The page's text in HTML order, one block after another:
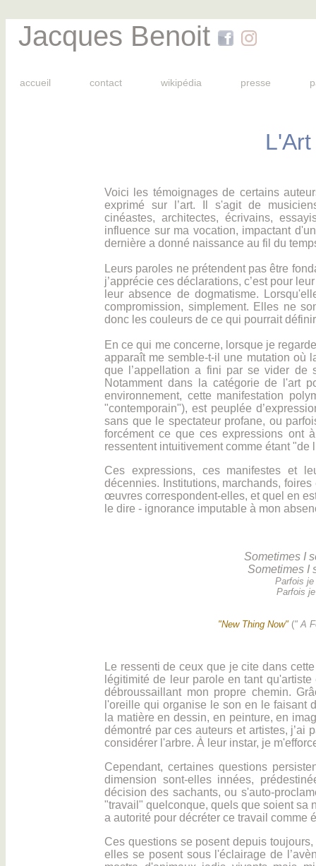
Jacques Benoit
accueil contact wikipédia presse
L'Art
Voici les témoignages de certains
exprimé sur l’art. Il s'agit de
cinéastes, architectes, écrivains,
influence sur ma vocation, impactant
dernière a donné naissance au fil du
Leurs paroles ne prétendent pas être
j’apprécie ces déclarations, c’est pour
leur absence de dogmatisme.
compromission, simplement. Elles ne
donc les couleurs de ce qui pourrait
En ce qui me concerne, lorsque je
apparaît me semble-t-il une mutation où
que l’appellation a fini par se vider de
Notamment dans la catégorie de l'art
environnement, cette manifestation
"contemporain"), est peuplée
sans que le spectateur profane, ou
forcément ce que ces expressions ont
ressentent intuitivement comme étant "de
Ces expressions, ces manifestes et
décennies. Institutions, marchands,
œuvres correspondent-elles, et quel en
le dire - ignorance imputable à mon
Sometimes I
Sometimes I
Parfois
Parfois
"New Thing Now"(" A
Le ressenti de ceux que je cite dans
légitimité de leur parole en tant
débroussaillant mon propre chemin.
l'oreille qui organise le son en le faisant
la matière en dessin, en peinture, en
démontré par ces auteurs et artistes, j’ai
considérer l'arbre. À leur instar, je
Cependant, certaines questions
dimension sont-elles innées,
décision des sachants, ou s'auto-
"travail" quelconque, quels que soient sa
a autorité pour décréter ce travail comme
Ces questions se posent depuis
elles se posent sous l'éclairage de